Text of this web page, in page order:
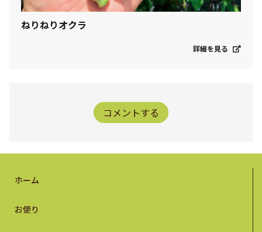
ねりねりオクラ
詳細を見る
コメントする
ホーム
お便り